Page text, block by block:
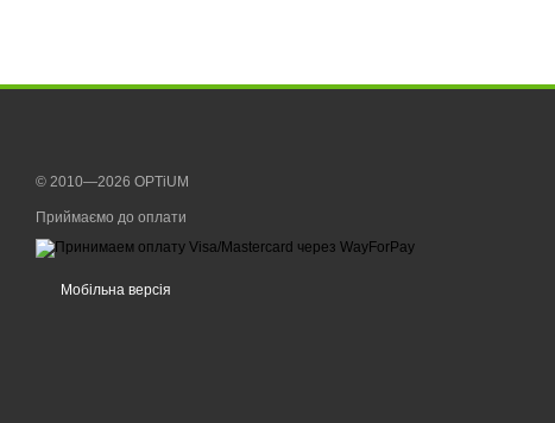
© 2010—2026 OPTiUM
Приймаємо до оплати
Мобільна версія